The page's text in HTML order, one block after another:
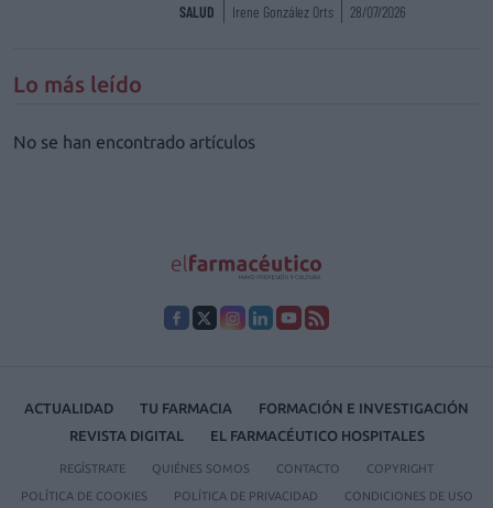
SALUD Irene González Orts 28/07/2026
Lo más leído
No se han encontrado artículos
ACTUALIDAD TU FARMACIA
FORMACIÓN E INVESTIGACIÓN
REVISTA DIGITAL
EL FARMACÉUTICO HOSPITALES
REGÍSTRATE QUIÉNES SOMOS CONTACTO COPYRIGHT
POLÍTICA DE COOKIES POLÍTICA DE PRIVACIDAD CONDICIONES DE USO